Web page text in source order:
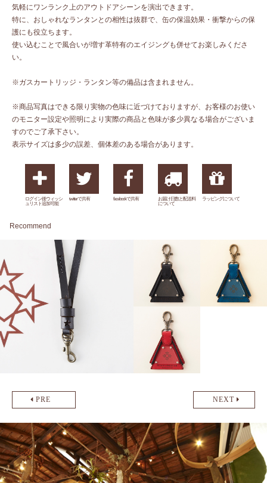
気軽にワンランク上のアウトドアシーンを演出できます。
特に、おしゃれなランタンとの相性は抜群で、缶の保温効果・衝撃からの保
護にも役立ちます。
使い込むことで風合いが増す革特有のエイジングも併せてお楽しみくださ
い。
※ガスカートリッジ・ランタン等の備品は含まれません。
※商品写真はできる限り実物の色味に近づけておりますが、お客様のお使い
のモニター設定や照明により実際の商品と色味が多少異なる場合がございま
すのでご了承下さい。
表示サイズは多少の誤差、個体差のある場合があります。
ログイン後ウィッシ
ュリスト追加可能
twitterで共有 facebookで共有
お届け日数と配送料
について
ラッピングについて
Recommend